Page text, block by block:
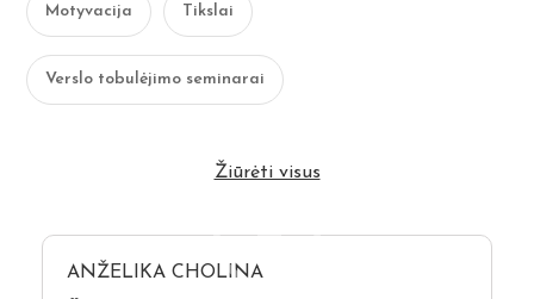
Motyvacija Tikslai
Verslo tobulėjimo seminarai
Žiūrėti visus
ANŽELIKA CHOLINA